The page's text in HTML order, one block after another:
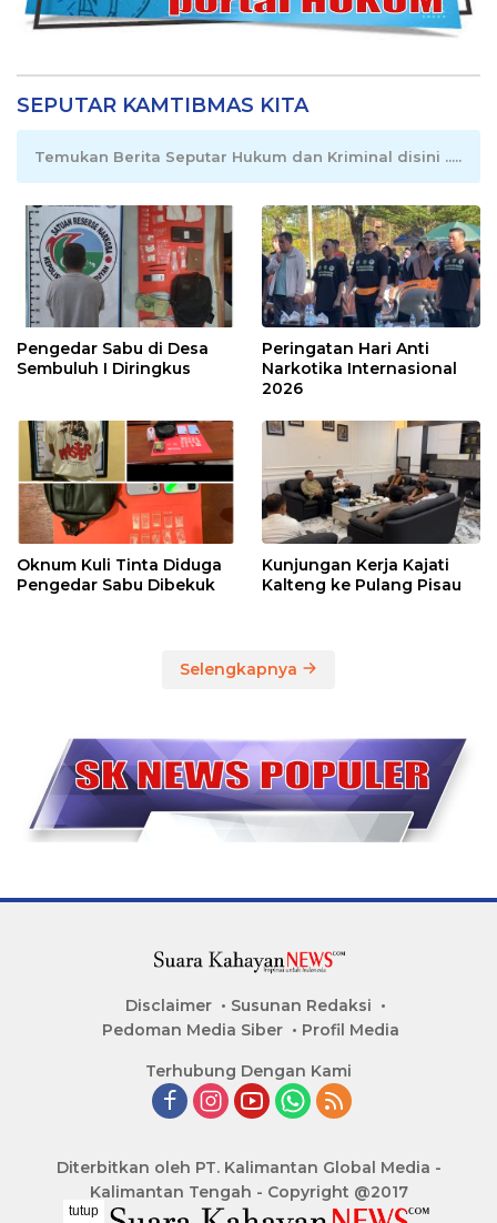
SEPUTAR KAMTIBMAS KITA
Temukan Berita Seputar Hukum dan Kriminal disini .....
Pengedar Sabu di Desa
Sembuluh I Diringkus
Peringatan Hari Anti
Narkotika Internasional
2026
Oknum Kuli Tinta Diduga
Pengedar Sabu Dibekuk
Kunjungan Kerja Kajati
Kalteng ke Pulang Pisau
Selengkapnya
Disclaimer
Susunan Redaksi
Pedoman Media Siber
Profil Media
Terhubung Dengan Kami
Diterbitkan oleh PT. Kalimantan Global Media -
Kalimantan Tengah - Copyright @2017
tutup